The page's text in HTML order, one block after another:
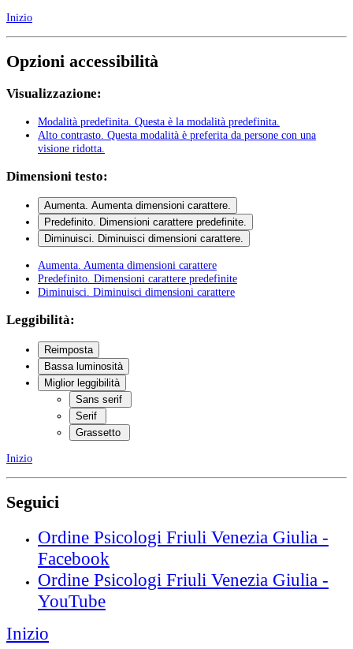
Inizio
Opzioni accessibilità
Visualizzazione:
Modalità predefinita . Questa è la modalità predefinita.
Alto contrasto . Questa modalità è preferita da persone con una
visione ridotta.
Dimensioni testo:
Aumenta. Aumenta dimensioni carattere.
Predefinito. Dimensioni carattere predefinite.
Diminuisci. Diminuisci dimensioni carattere.
Aumenta . Aumenta dimensioni carattere
Predefinito . Dimensioni carattere predefinite
Diminuisci . Diminuisci dimensioni carattere
Leggibilità:
Reimposta
Bassa luminosità
Miglior leggibilità
Sans serif
Serif
Grassetto
Inizio
Seguici
Ordine Psicologi Friuli Venezia Giulia -
Facebook
Ordine Psicologi Friuli Venezia Giulia -
YouTube
Inizio